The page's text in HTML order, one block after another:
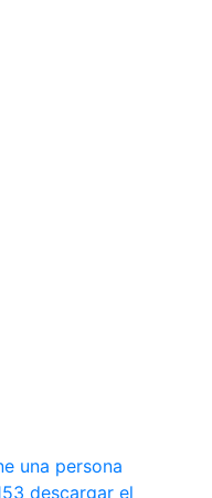
una persona
descargar el